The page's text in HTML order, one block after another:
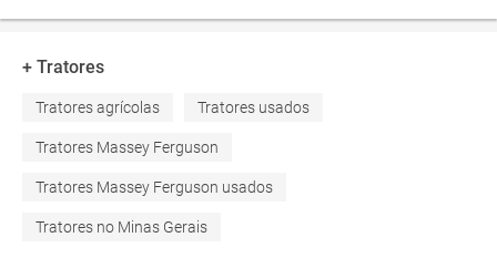
+ Tratores
Tratores agrícolas Tratores usados
Tratores Massey Ferguson
Tratores Massey Ferguson usados
Tratores no Minas Gerais